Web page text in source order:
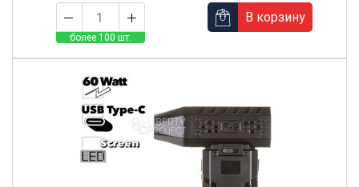
более 100 шт.
В корзину